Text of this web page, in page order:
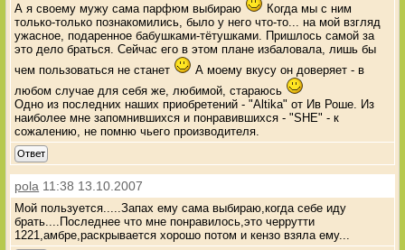
А я своему мужу сама парфюм выбираю
Когда мы с ним
только-только познакомились, было у него что-то... на мой взгляд
ужасное, подаренное бабушками-тётушками. Пришлось самой за
это дело браться. Сейчас его в этом плане избаловала, лишь бы
чем пользоваться не станет
А моему вкусу он доверяет - в
любом случае для себя же, любимой, стараюсь
Одно из последних наших приобретений - "Altika" от Ив Роше. Из
наиболее мне запомнившихся и понравившихся - "SHE" - к
сожалению, не помню чьего производителя.
Ответ
pola 11:38 13.10.2007
Мой пользуется.....Запах ему сама выбираю,когда себе иду
брать....Последнее что мне понравилось,это черрутти
1221,амбре,раскрывается хорошо потом и кензо взяла ему...